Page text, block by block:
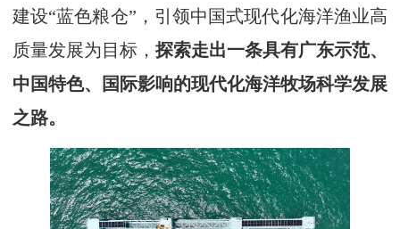
建设“蓝色粮仓”，引领中国式现代化海洋渔业高
质量发展为目标， 探索走出一条具有广东示范、
中国特色、国际影响的现代化海洋牧场科学发展
之路。